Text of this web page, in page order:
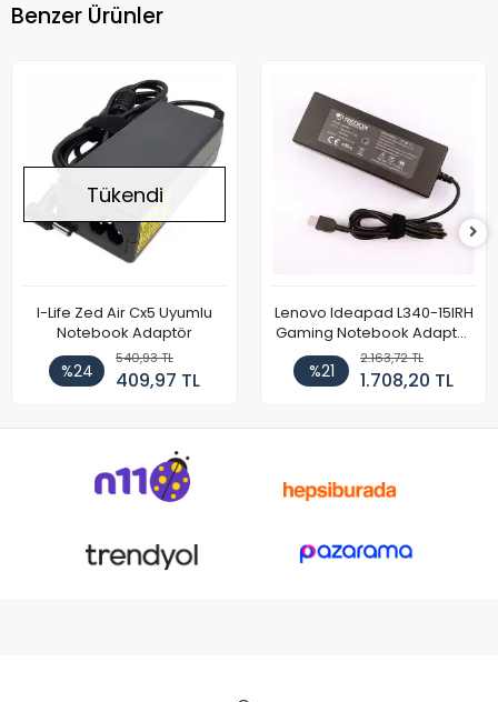
Benzer Ürünler
Tükendi
I-Life Zed Air Cx5 Uyumlu
Notebook Adaptör
%24
540,93 TL
409,97 TL
Lenovo Ideapad L340-15IRH
Gaming Notebook Adaptör
Cihazı Şarj Aleti (150W)
%21
2.163,72 TL
1.708,20 TL